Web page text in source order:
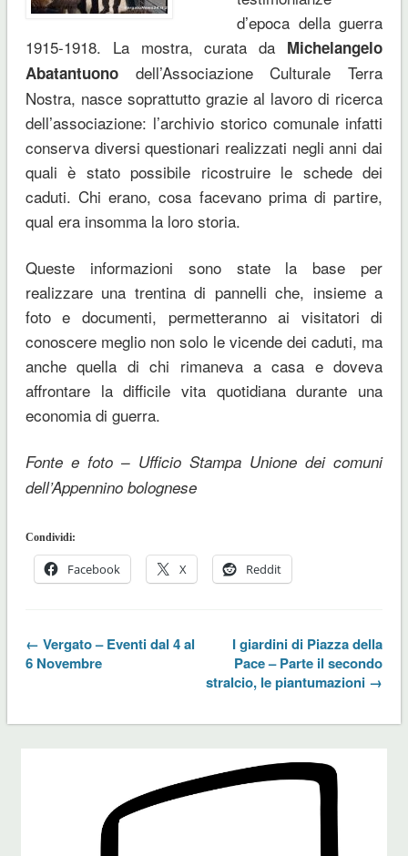
d’epoca della guerra
1915-1918. La mostra, curata da Michelangelo
Abatantuonodell’Associazione Culturale Terra
Nostra, nasce soprattutto grazie al lavoro di ricerca
dell’associazione: l’archivio storico comunale infatti
conserva diversi questionari realizzati negli anni dai
quali è stato possibile ricostruire le schede dei
caduti. Chi erano, cosa facevano prima di partire,
qual era insomma la loro storia.
Queste informazioni sono state la base per
realizzare una trentina di pannelli che, insieme a
foto e documenti, permetteranno ai visitatori di
conoscere meglio non solo le vicende dei caduti, ma
anche quella di chi rimaneva a casa e doveva
affrontare la difficile vita quotidiana durante una
economia di guerra.
Fonte e foto – Ufficio Stampa Unione dei comuni
dell’Appennino bolognese
Condividi:
Facebook X Reddit
← Vergato – Eventi dal 4 al
6 Novembre
I giardini di Piazza della
Pace – Parte il secondo
stralcio, le piantumazioni →